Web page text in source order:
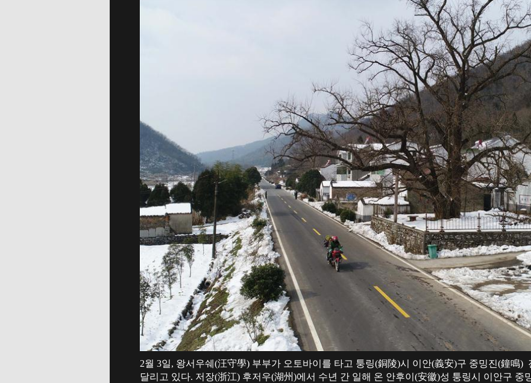
2월 3일, 왕서우쉐(汪守學) 부부가 오토바이를 타고 퉁링(銅陵)시 이안(義安)구 중밍진(鐘鳴)
달리고 있다. 저장(浙江) 후저우(湖州)에서 수년 간 일해 온 안후이(安徽)성 퉁링시 이안구 중